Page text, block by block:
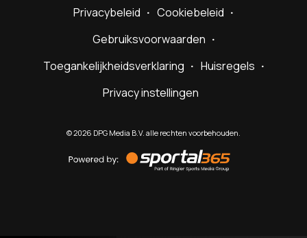
Privacybeleid
Cookiebeleid
Gebruiksvoorwaarden
Toegankelijkheidsverklaring
Huisregels
Privacy instellingen
©2026 DPG Media B.V. alle rechten voorbehouden.
by
Sportal365